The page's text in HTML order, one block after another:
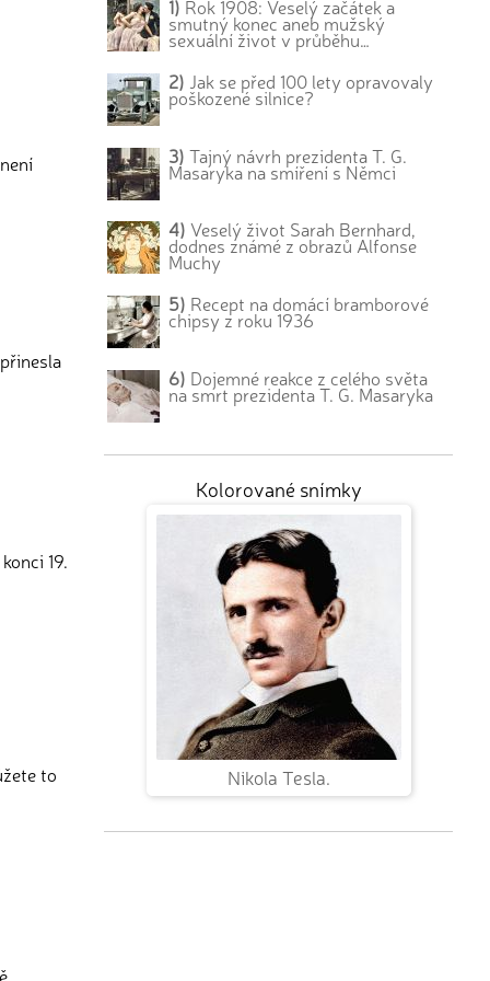
19.
to
1) Rok 1908: Veselý začátek a
smutný konec aneb mužský
sexuální život v průběhu…
2) Jak se před 100 lety opravovaly
poškozené silnice?
3) Tajný návrh prezidenta T. G.
Masaryka na smíření s Němci
4) Veselý život Sarah Bernhard,
dodnes známé z obrazů Alfonse
Muchy
5) Recept na domácí bramborové
chipsy z roku 1936
6) Dojemné reakce z celého světa
na smrt prezidenta T. G. Masaryka
Kolorované snímky
Nikola Tesla.